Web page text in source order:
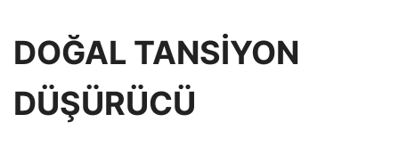
DOĞAL TANSİYON
DÜŞÜRÜCÜ